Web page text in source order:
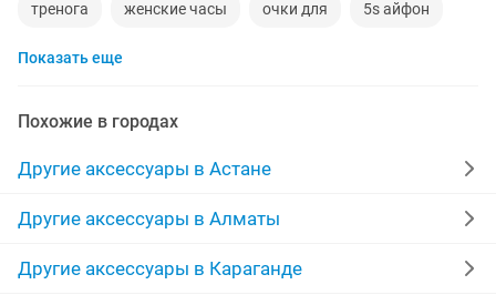
тренога женские часы очки для 5s айфон
натуральная
натуральные камни комплекты
детское длин солнцезащитные
натуральная кожа очки женские
Показать еще
Похожие в городах
Другие аксессуары в Астане
Другие аксессуары в Алматы
Другие аксессуары в Караганде